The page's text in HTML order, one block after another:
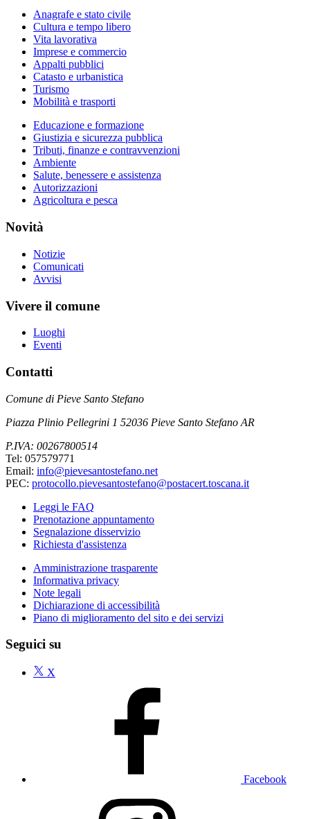
Anagrafe e stato civile
Cultura e tempo libero
Vita lavorativa
Imprese e commercio
Appalti pubblici
Catasto e urbanistica
Turismo
Mobilità e trasporti
Educazione e formazione
Giustizia e sicurezza pubblica
Tributi, finanze e contravvenzioni
Ambiente
Salute, benessere e assistenza
Autorizzazioni
Agricoltura e pesca
Novità
Notizie
Comunicati
Avvisi
Vivere il comune
Luoghi
Eventi
Contatti
Comune di Pieve Santo Stefano
Piazza Plinio Pellegrini 1 52036 Pieve Santo Stefano AR
P.IVA: 00267800514
Tel: 057579771
Email: info@pievesantostefano.net
PEC: protocollo.pievesantostefano@postacert.toscana.it
Leggi le FAQ
Prenotazione appuntamento
Segnalazione disservizio
Richiesta d'assistenza
Amministrazione trasparente
Informativa privacy
Note legali
Dichiarazione di accessibilità
Piano di miglioramento del sito e dei servizi
Seguici su
X
Facebook